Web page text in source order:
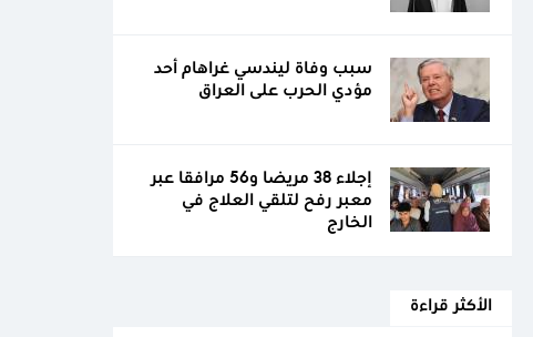
سبب وفاة ليندسي غراهام أحد
مؤدي الحرب على العراق
إجلاء 38 مريضا و56 مرافقا عبر
معبر رفح لتلقي العلاج في
الخارج
الأكثر قراءة